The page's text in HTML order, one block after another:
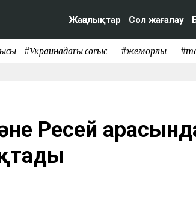
Жаңалықтар Сол жағалау
#Украинадағы соғыс #жемқорлық
Ресей